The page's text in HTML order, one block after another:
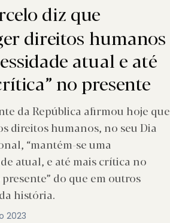
diz que
direitos humanos
atual e até
no presente
da República afirmou hoje que
direitos humanos, no seu Dia
“mantém-se uma
atual, e até mais crítica no
do que em outros
história.
2023